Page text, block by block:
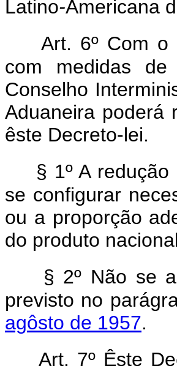
Latino-Americana
Art. 6º Com o
com medidas
Conselho
Aduaneira poderá
êste Decreto-lei.
§ 1º A
se configurar
ou a proporção
do produto
§ 2º Não se
previsto no
agôsto de 1957.
Art. 7º Êste